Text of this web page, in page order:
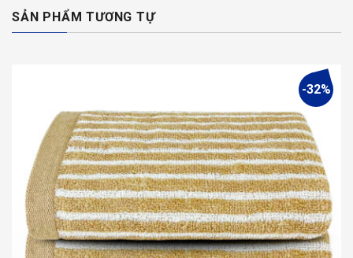
SẢN PHẨM TƯƠNG TỰ
-32%